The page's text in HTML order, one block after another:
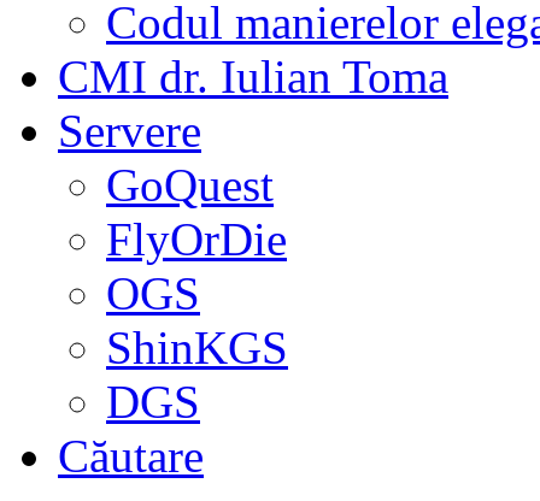
Codul manierelor
CMI dr. Iulian Toma
Servere
GoQuest
FlyOrDie
OGS
ShinKGS
DGS
Căutare